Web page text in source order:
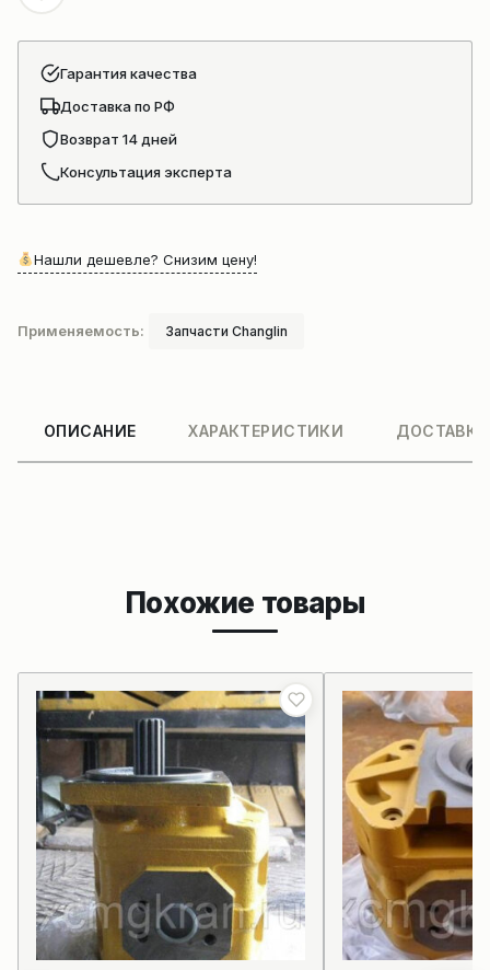
Гарантия качества
Доставка по РФ
Возврат 14 дней
Консультация эксперта
Нашли дешевле? Снизим цену!
Применяемость: Запчасти Changlin
ОПИСАНИЕ ХАРАКТЕРИСТИКИ
Похожие товары